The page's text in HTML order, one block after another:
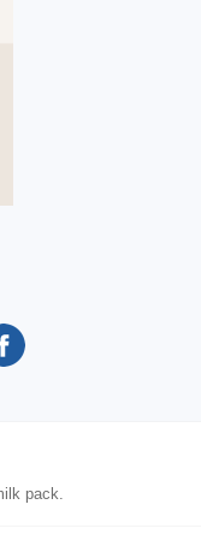
pack.